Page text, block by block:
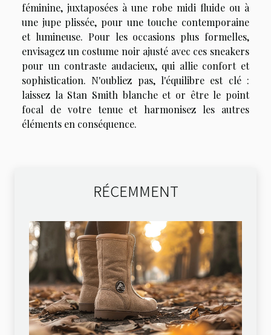
féminine, juxtaposées à une robe midi fluide ou à
une jupe plissée, pour une touche contemporaine
et lumineuse. Pour les occasions plus formelles,
envisagez un costume noir ajusté avec ces sneakers
pour un contraste audacieux, qui allie confort et
sophistication. N'oubliez pas, l'équilibre est clé :
laissez la Stan Smith blanche et or être le point
focal de votre tenue et harmonisez les autres
éléments en conséquence.
RÉCEMMENT